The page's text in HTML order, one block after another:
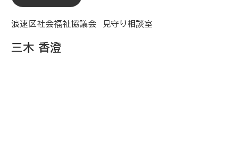
浪速区社会福祉協議会 見守り相談室
三木 香澄